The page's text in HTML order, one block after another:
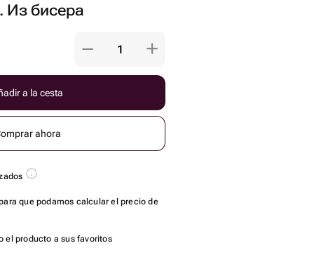
Из бисера
a la cesta
ahora
que podamos calcular el precio de
el producto a sus favoritos